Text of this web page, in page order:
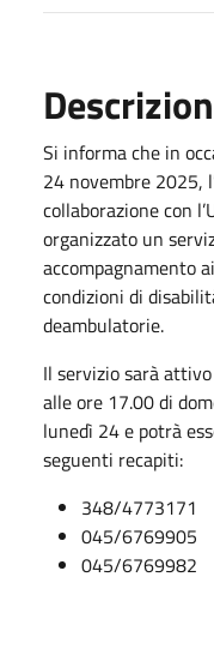
Si informa che in
24 novembre 2025,
collaborazione con
organizzato un
accompagnamento
condizioni di
deambulatorie.
Il servizio sarà
alle ore 17.00 di
lunedì 24 e potrà
seguenti recapiti:
348/4773171
045/6769905
045/6769982